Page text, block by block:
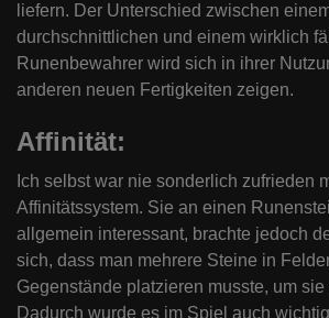
liefern. Der Unterschied zwischen
durchschnittlichen und einem wirklich
Runenbewahrer wird sich in ihrer
anderen neuen Fertigkeiten zeigen.
Affinität:
Ich selbst war nie sonderlich zufrieden
Affinitätssystem. Sie an einen
allgemein interessant, brachte jedoch
sich, dass man mehrere Steine in
Gegenstände platzieren musste, um
Dadurch wurde es im Spiel auch